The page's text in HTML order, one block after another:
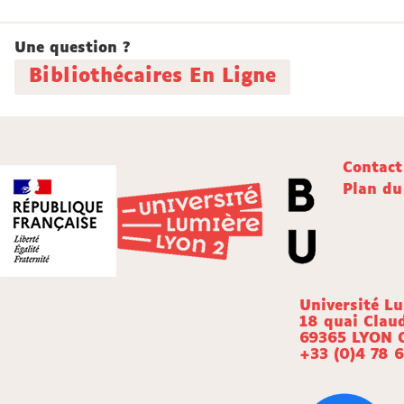
Une question ?
Bibliothécaires En Ligne
Contact
Plan
Université
18 quai
69365 LYON
+33 (0)4 78